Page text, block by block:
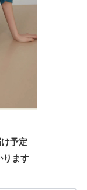
予定
ります